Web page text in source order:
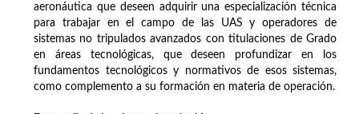
aeronáutica que deseen adquirir una especialización técnica
para trabajar en el campo de las UAS y operadores de
sistemas no tripulados avanzados con titulaciones de Grado
en áreas tecnológicas, que deseen profundizar en los
fundamentos tecnológicos y normativos de esos sistemas,
como complemento a su formación en materia de operación.